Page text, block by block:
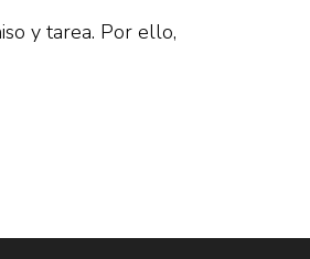
y tarea. Por ello,